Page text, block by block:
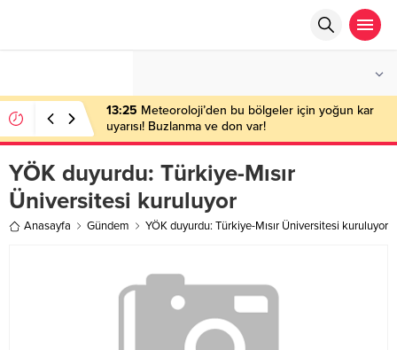
13:25 Meteoroloji’den bu bölgeler için yoğun kar
uyarısı! Buzlanma ve don var!
YÖK duyurdu: Türkiye-Mısır
Üniversitesi kuruluyor
Anasayfa Gündem YÖK duyurdu: Türkiye-Mısır Üniversitesi kuruluyor